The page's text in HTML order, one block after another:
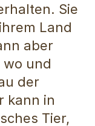
Sie
Land
aber
und
der
kann in
Tier,